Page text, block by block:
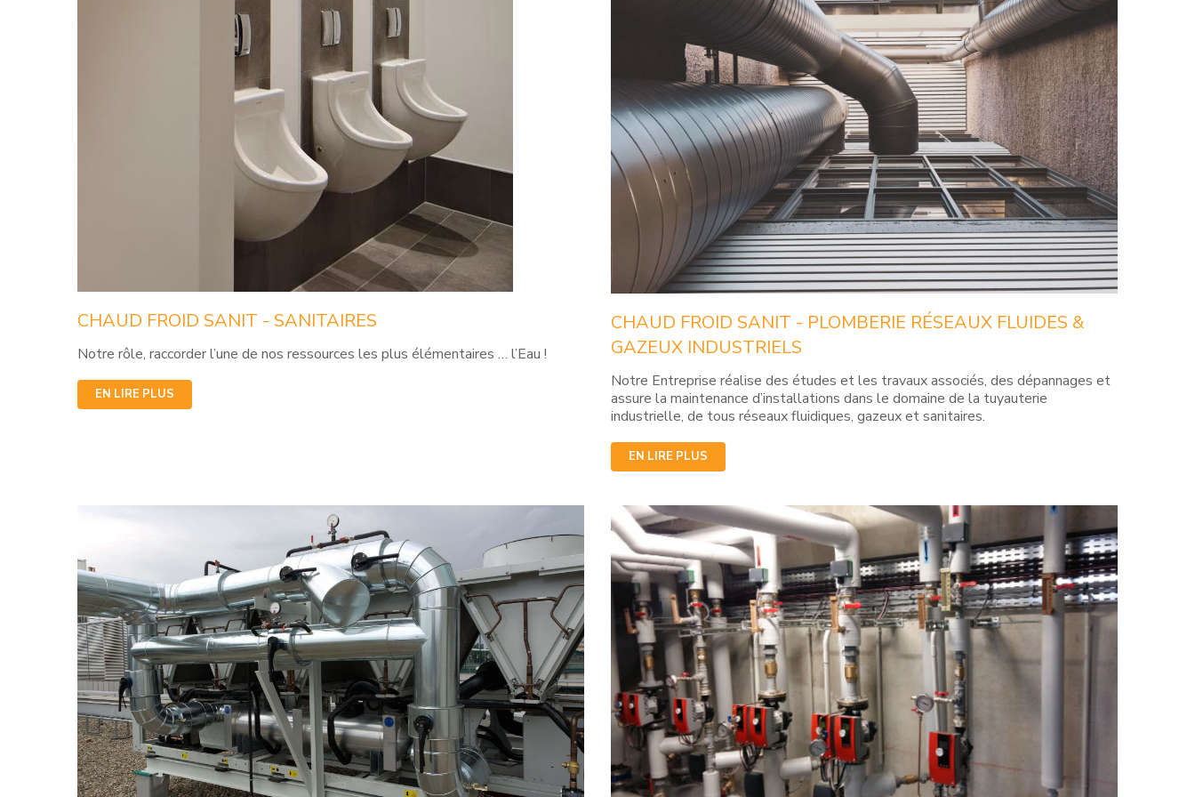
CHAUD FROID SANIT - SANITAIRES
Notre rôle, raccorder l’une de nos ressources les plus élémentaires … l’Eau !
EN LIRE PLUS
CHAUD FROID SANIT - PLOMBERIE RÉSEAUX FLUIDES &
GAZEUX INDUSTRIELS
Notre Entreprise réalise des études et les travaux associés, des dépannages et
assure la maintenance d’installations dans le domaine de la tuyauterie
industrielle, de tous réseaux fluidiques, gazeux et sanitaires.
EN LIRE PLUS